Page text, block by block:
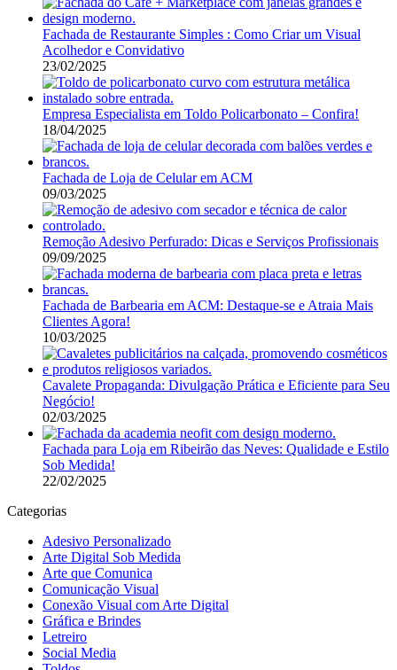
Fachada de Restaurante Simples : Como Criar um Visual
Acolhedor e Convidativo
23/02/2025
Empresa Especialista em Toldo Policarbonato – Confira!
18/04/2025
Fachada de Loja de Celular em ACM
09/03/2025
Remoção Adesivo Perfurado: Dicas e Serviços Profissionais
09/09/2025
Fachada de Barbearia em ACM: Destaque-se e Atraia Mais
Clientes Agora!
10/03/2025
Cavalete Propaganda: Divulgação Prática e Eficiente para Seu
Negócio!
02/03/2025
Fachada para Loja em Ribeirão das Neves: Qualidade e Estilo
Sob Medida!
22/02/2025
Categorias
Adesivo Personalizado
Arte Digital Sob Medida
Arte que Comunica
Comunicação Visual
Conexão Visual com Arte Digital
Gráfica e Brindes
Letreiro
Social Media